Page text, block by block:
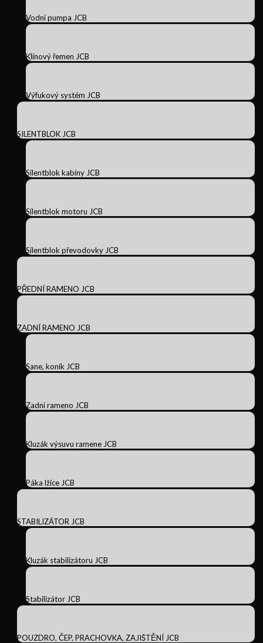
Vodní pumpa JCB
Klínový řemen JCB
Výfukový systém JCB
SILENTBLOK JCB
Silentblok kabíny JCB
Silentblok motoru JCB
Silentblok převodovky JCB
PŘEDNÍ RAMENO JCB
ZADNÍ RAMENO JCB
Sane, koník JCB
Zadní rameno JCB
Kluzák výsuvu ramene JCB
Páka lžíce JCB
STABILIZÁTOR JCB
Kluzák stabilizátoru JCB
Stabilizátor JCB
POUZDRO, ČEP, PRACHOVKA, ZAJIŠTĚNÍ JCB